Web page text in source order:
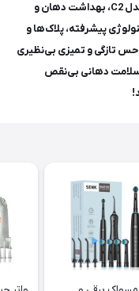
با دستگاه شست‌وشوی دهان و دندان بیت وی مدل C2، بهداشت دهان و
پیشرفته، پلاک‌ها و
حس تازگی و تمیزی بی‌نظیری
سلامت دهانی بی‌نقص